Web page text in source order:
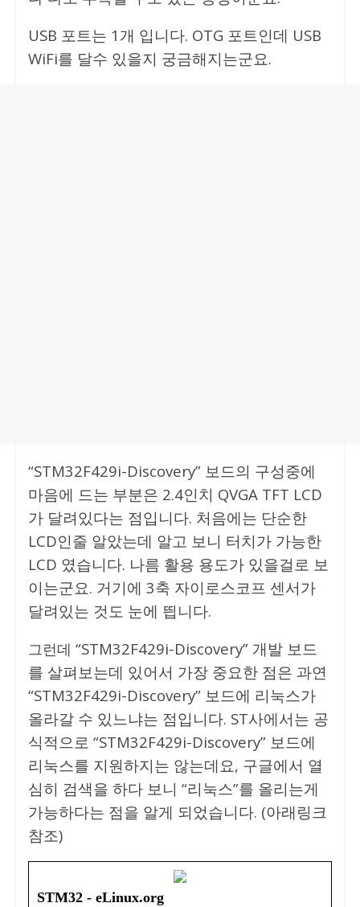
USB 포트는 1개 입니다. OTG 포트인데 USB
WiFi를 달수 있을지 궁금해지는군요.
“STM32F429i-Discovery” 보드의 구성중에
마음에 드는 부분은 2.4인치 QVGA TFT LCD
가 달려있다는 점입니다. 처음에는 단순한
LCD인줄 알았는데 알고 보니 터치가 가능한
LCD 였습니다. 나름 활용 용도가 있을걸로 보
이는군요. 거기에 3축 자이로스코프 센서가
달려있는 것도 눈에 띕니다.
그런데 “STM32F429i-Discovery” 개발 보드
를 살펴보는데 있어서 가장 중요한 점은 과연
“STM32F429i-Discovery” 보드에 리눅스가
올라갈 수 있느냐는 점입니다. ST사에서는 공
식적으로 “STM32F429i-Discovery” 보드에
리눅스를 지원하지는 않는데요, 구글에서 열
심히 검색을 하다 보니 “리눅스”를 올리는게
가능하다는 점을 알게 되었습니다. (아래링크
참조)
STM32 - eLinux.org